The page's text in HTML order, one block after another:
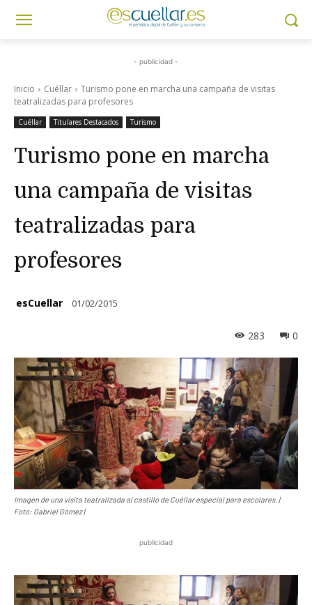
- publicidad -
Inicio Cuéllar
Turismo pone en marcha una campaña de visitas
teatralizadas para profesores
Cuéllar Titulares Destacados Turismo
Turismo pone en marcha
una campaña de visitas
teatralizadas para
profesores
esCuellar 01/02/2015
0
283
Imagen de una visita teatralizada al castillo de Cuéllar especial para escolares. |
Foto: Gabriel Gómez |
publicidad